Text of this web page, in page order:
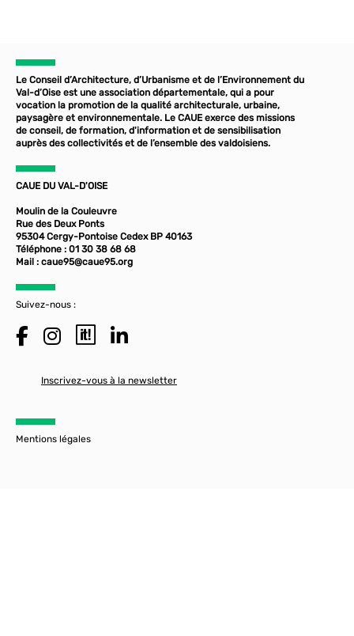
Le Conseil d’Architecture, d’Urbanisme et de l’Environnement du
Val-d’Oise est une association départementale, qui a pour
vocation la promotion de la qualité architecturale, urbaine,
paysagère et environnementale. Le CAUE exerce des missions
de conseil, de formation, d'information et de sensibilisation
auprès des collectivités et de l’ensemble des valdoisiens.
CAUE DU VAL-D'OISE
Moulin de la Couleuvre
Rue des Deux Ponts
95304 Cergy-Pontoise Cedex BP 40163
Téléphone : 01 30 38 68 68
Mail : caue95@caue95.org
Suivez-nous :
Inscrivez-vous à la newsletter
Mentions légales